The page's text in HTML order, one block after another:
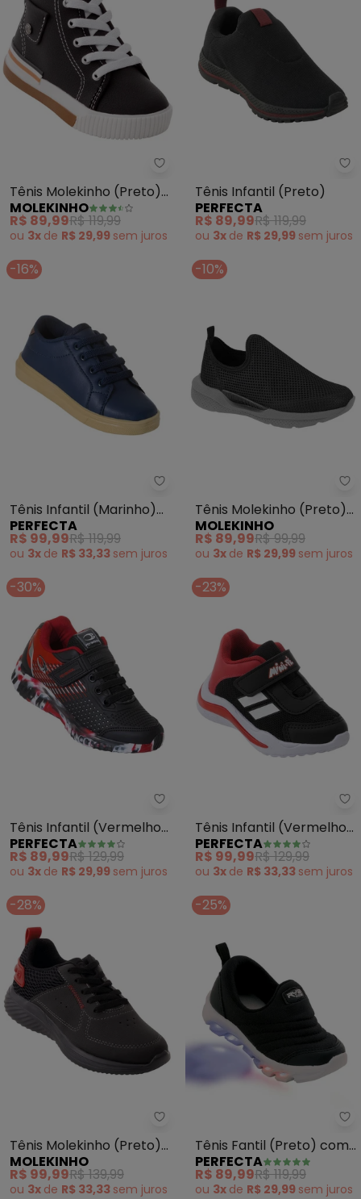
Molekinho - Tênis Molekinho
Tênis Molekinho (Preto)
em Sintético
MOLEKINHO
R$ 89,99R$ 119,99
ou 3x de R$ 29,99 sem juros
Tênis Infantil (Preto)
PERFECTA
R$ 89,99R$ 119,99
ou 3x de R$ 29,99 sem juros
-16%
Perfecta - Tênis Infantil
Tênis Infantil (Marinho)
em Sintético
PERFECTA
R$ 99,99R$ 119,99
ou 3x de R$ 33,33 sem juros
-10%
Tênis Molekinho (Preto)
em Tecido
MOLEKINHO
R$ 89,99R$ 99,99
ou 3x de R$ 29,99 sem juros
-30%
Perfecta - Tênis Infantil
Tênis Infantil (Vermelho)
com Velcro
PERFECTA
R$ 89,99R$ 129,99
ou 3x de R$ 29,99 sem juros
-23%
Tênis Infantil (Vermelho)
em Sintético
PERFECTA
R$ 99,99R$ 129,99
ou 3x de R$ 33,33 sem juros
-28%
Molekinho - Tênis Molekinho
Tênis Molekinho (Preto)
em Sintético
MOLEKINHO
R$ 99,99R$ 139,99
ou 3x de R$ 33,33 sem juros
-25%
Tênis Fantil (Preto) com
Luzinhas no Solado
PERFECTA
R$ 89,99R$ 119,99
ou 3x de R$ 29,99 sem juros